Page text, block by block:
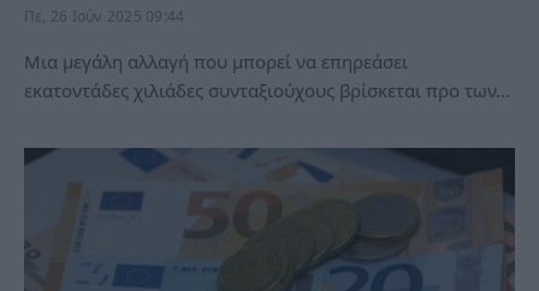
Πε, 26 Ιούν 2025 09:44
Μια μεγάλη αλλαγή που μπορεί να επηρεάσει
εκατοντάδες χιλιάδες συνταξιούχους βρίσκεται προ των…